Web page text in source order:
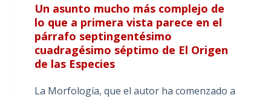
Un asunto mucho más complejo de
lo que a primera vista parece en el
párrafo septingentésimo
cuadragésimo séptimo de El Origen
de las Especies
La Morfología, que el autor ha comenzado a